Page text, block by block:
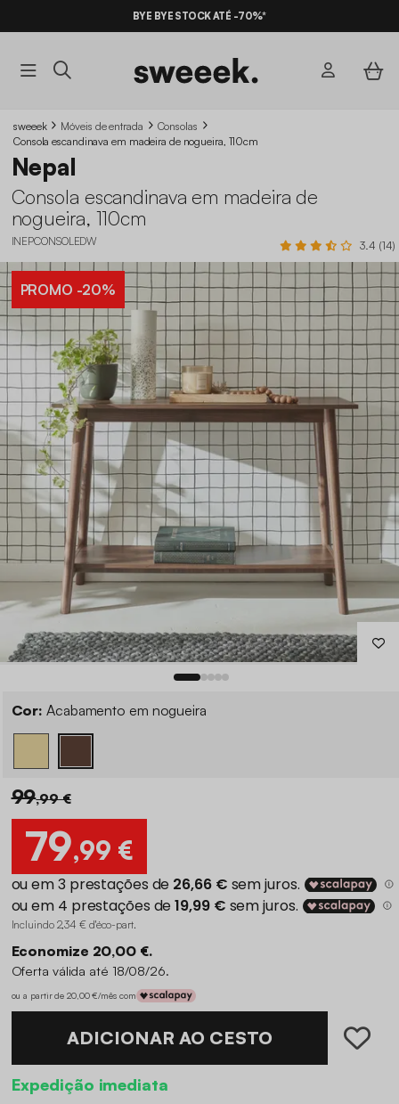
BYE BYE STOCK ATÉ -70%*
sweeek Móveis de entrada
Consolas
Consola escandinava em madeira de nogueira, 110cm
Nepal
Consola escandinava em madeira de
nogueira, 110cm
INEPCONSOLEDW 3.4 (14)
PROMO -20%
Cor: Acabamento em nogueira
99,99 €
79,99 €
Incluindo 2,34 € d'éco-part.
Economize 20,00 €.
Oferta válida até 18/08/26.
ou a partir de 20,00 €/mês com
ADICIONAR AO CESTO
Expedição imediata